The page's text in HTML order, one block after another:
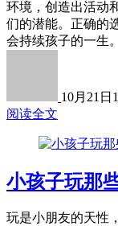
环境，创造出活动
们的潜能。正确的
会持续孩子的一生
10月21日
阅读全文
小孩子玩那
玩是小朋友的天性